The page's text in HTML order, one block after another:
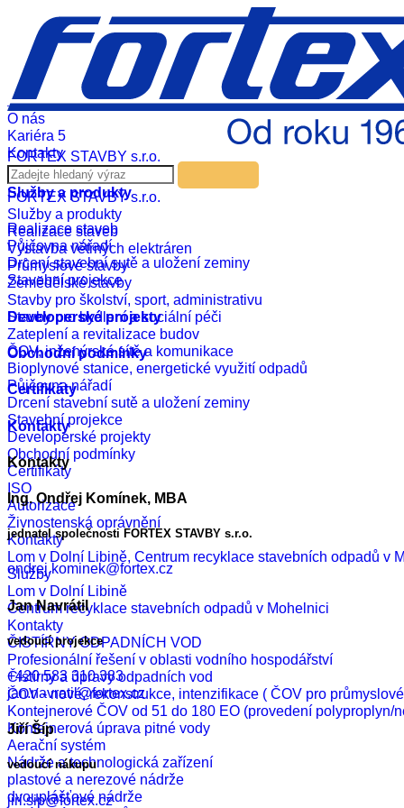
FORTEX STAVBY s.r.o.
Služby a produkty
Realizace staveb
Půjčovna nářadí
Drcení stavební sutě a uložení zeminy
Stavební projekce
Developerské projekty
Obchodní podmínky
Certifikáty
Kontakty
Kontakty
Ing. Ondřej Komínek, MBA
jednatel společnosti FORTEX STAVBY s.r.o.
ondrej.kominek@fortex.cz
Jan Navrátil
vedoucí projekce
+420 583 310 383
jan.navratil@fortex.cz
Jiří Šíp
vedoucí nákupu
jiri.sip@fortex.cz
English
Russian
German
Realizace
Aktuality
O nás
Kariéra 5
Kontakty
FORTEX STAVBY s.r.o.
Služby a produkty
Realizace staveb
Výstavba větrných elektráren
Průmyslové stavby
Zemědělské stavby
Stavby pro školství, sport, administrativu
Stavby pro bydlení a sociální péči
Zateplení a revitalizace budov
ČOV, inženýrské sítě a komunikace
Bioplynové stanice, energetické využití odpadů
Půjčovna nářadí
Drcení stavební sutě a uložení zeminy
Stavební projekce
Developerské projekty
Obchodní podmínky
Certifikáty
ISO
Autorizace
Živnostenská oprávnění
Kontakty
Lom v Dolní Libině, Centrum recyklace stavebních odpadů v
Služby
Lom v Dolní Libině
Centrum recyklace stavebních odpadů v Mohelnici
Kontakty
ČISTÍRNY ODPADNÍCH VOD
Profesionální řešení v oblasti vodního hospodářství
Čistírny a úpravy odpadních vod
ČOV - nové, rekonstrukce, intenzifikace ( ČOV pro
Kontejnerové ČOV od 51 do 180 EO (provedení polyproplyn/
Kontejnerová úprava pitné vody
Aerační systém
Nádrže a technologická zařízení
plastové a nerezové nádrže
dvouplášťové nádrže